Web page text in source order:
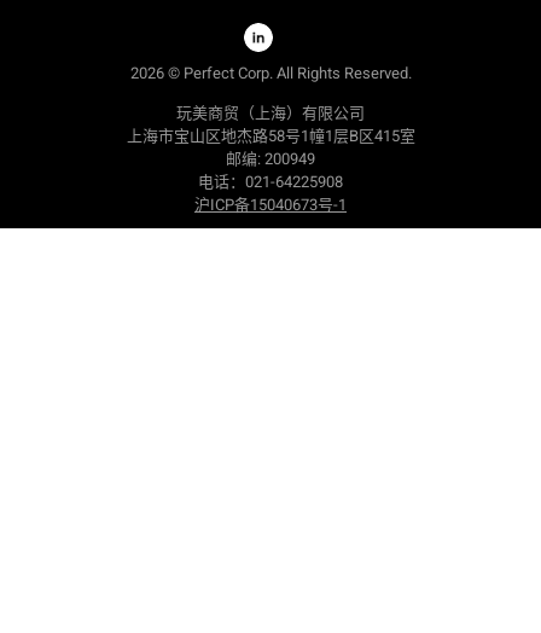
2026© Perfect Corp. All Rights Reserved.
玩美商贸（上海）有限公司
上海市宝山区地杰路58号1幢1层B区415室
邮编: 200949
电话：021-64225908
沪ICP备15040673号-1